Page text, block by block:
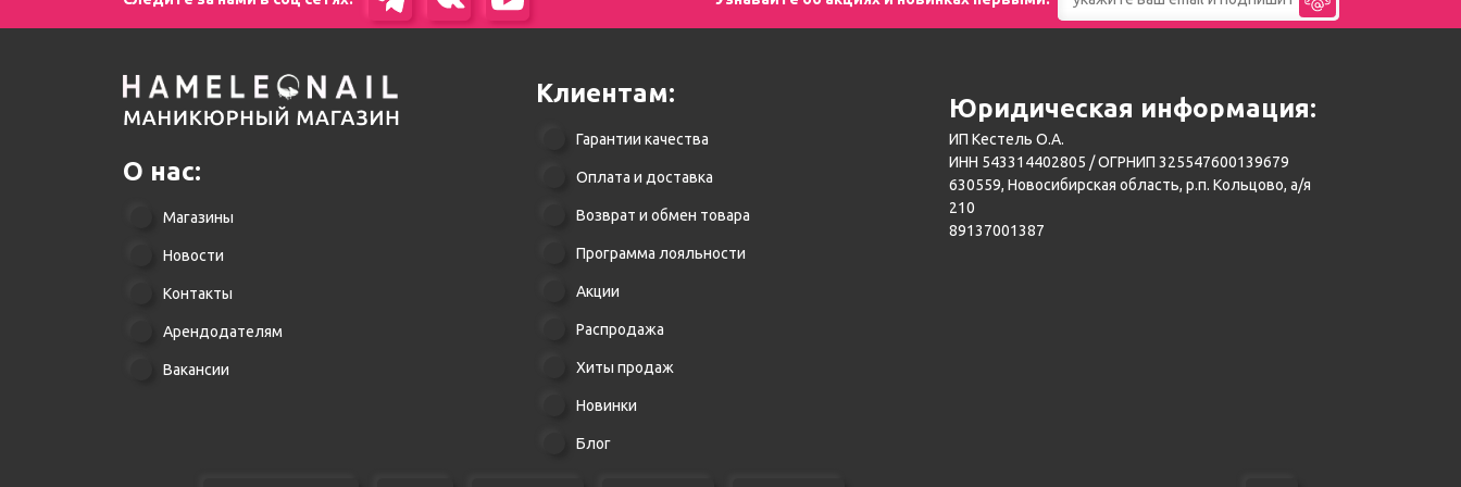
О нас:
Магазины
Новости
Контакты
Арендодателям
Вакансии
Клиентам:
Гарантии качества
Оплата и доставка
Возврат и обмен товара
Программа лояльности
Акции
Распродажа
Хиты продаж
Новинки
Блог
Юридическая информация:
ИП Кестель О.А.
ИНН 543314402805 / ОГРНИП 325547600139679
630559, Новосибирская область, р.п. Кольцово, а/я
210
89137001387